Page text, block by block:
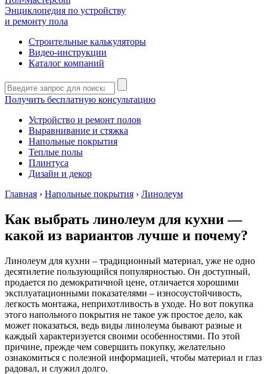
Энциклопедия по устройству
и ремонту пола
Строительные калькуляторы
Видео-инструкции
Каталог компаний
Получить бесплатную консультацию
Устройство и ремонт полов
Выравнивание и стяжка
Напольные покрытия
Теплые полы
Плинтуса
Дизайн и декор
Главная › Напольные покрытия › Линолеум
Как выбрать линолеум для кухни —
какой из вариантов лучше и почему?
Линолеум для кухни – традиционный материал, уже не одно
десятилетие пользующийся популярностью. Он доступный,
продается по демократичной цене, отличается хорошими
эксплуатационными показателями – износоустойчивость,
легкость монтажа, неприхотливость в уходе. Но вот покупка
этого напольного покрытия не такое уж простое дело, как
может показаться, ведь виды линолеума бывают разные и
каждый характеризуется своими особенностями. По этой
причине, прежде чем совершить покупку, желательно
ознакомиться с полезной информацией, чтобы материал и глаз
радовал, и служил долго.